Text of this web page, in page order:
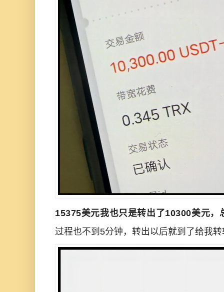
15375美元我也只是转出了10300美元，
过程也不到5分钟，转出以后就到了给我